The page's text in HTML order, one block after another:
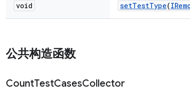
void setTestType(
公共构造函数
CountTestCasesCollector